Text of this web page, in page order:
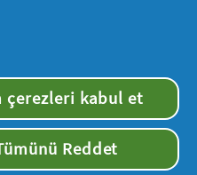
çerezleri kabul et
Reddet